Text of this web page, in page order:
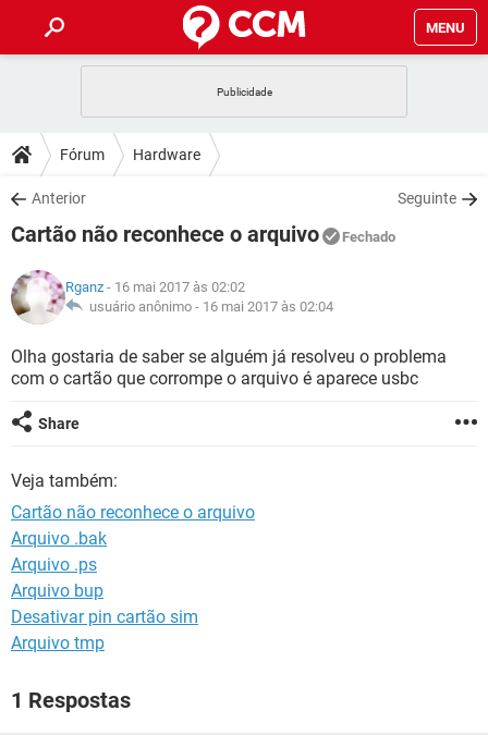
MENU
CELULAR
OUTLOOK
INSTAGRAM GMAIL
GUIA DE COMPRAS
DICAS
JOGOS
INSTAGRAM
GUIA DE COMPRAS
DOWNLOADS
JOGOS WHATSAPP
CELULAR
OUTLOOK EXCEL
INSTAGRAM GMAIL
GUIA DE COMPRAS
JOGOS
CELULAR
OUTLOOK EXCEL
GLOSSÁRIO
JOGOS WHATSAPP
CELULAR FACEBOOK
OUTLOOK
GUIA DE COMPRAS
Fórum Hardware
Anterior Seguinte
Cartão não reconhece o arquivo Fechado
Rganz - 16 mai 2017 às 02:02
usuário anônimo - 16 mai 2017 às 02:04
Olha gostaria de saber se alguém já resolveu o problema
com o cartão que corrompe o arquivo é aparece usbc
Share
Veja também:
Cartão não reconhece o arquivo
Arquivo .bak
Arquivo .ps
Arquivo bup
Desativar pin cartão sim
Arquivo tmp
1 Respostas